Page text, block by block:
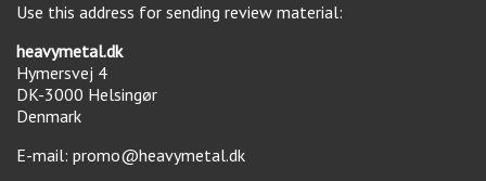
Use this address for sending review material:
heavymetal.dk
Hymersvej 4
DK-3000 Helsingør
Denmark
E-mail: promo@heavymetal.dk